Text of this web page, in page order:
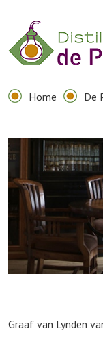
Home De
Graaf van Lynden